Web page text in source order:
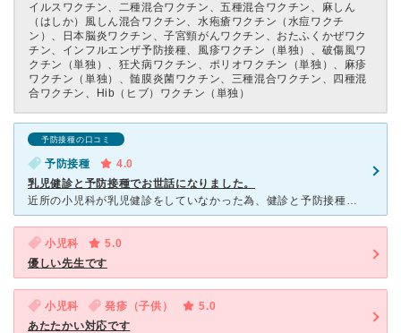
イルスワクチン、二種混合ワクチン、五種混合ワクチン、麻しん
（はしか）風しん混合ワクチン、水疱瘡ワクチン（水痘ワクチ
ン）、日本脳炎ワクチン、子宮頸がんワクチン、おたふくかぜワク
チン、インフルエンザ予防接種、風疹ワクチン（単独）、破傷風ワ
クチン（単独）、狂犬病ワクチン、ポリオワクチン（単独）、麻疹
ワクチン（単独）、髄膜炎菌ワクチン、三種混合ワクチン、四種混
合ワクチン、Hib（ヒブ）ワクチン（単独）
予防接種の口コミ
予防接種
4.0
乳児健診と予防接種でお世話になりました。
近所の小児科が乳児健診をしていなかった為、健診と予防接種のみでお世話になりました。予防接種と一般診療の時間帯は分けてありました。 人気があるようで、他の方の口コミ通り、予約はとにかく早めにしたほうが
小児科
5.0
優しい先生です
小児科 発疹（子供）
5.0
あたたかい対応です